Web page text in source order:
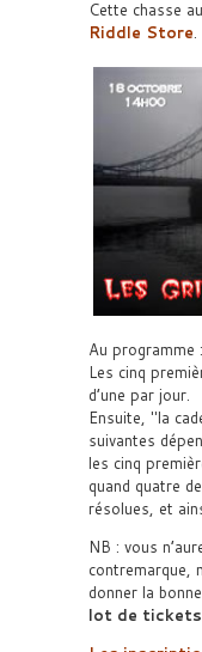
Cette chasse
Riddle Store.
Au programme :
Les cinq
d’une par jour.
Ensuite,
la
suivantes
les cinq
quand quatre
résolues, et
NB : vous
contremarque,
donner la
lot de tickets